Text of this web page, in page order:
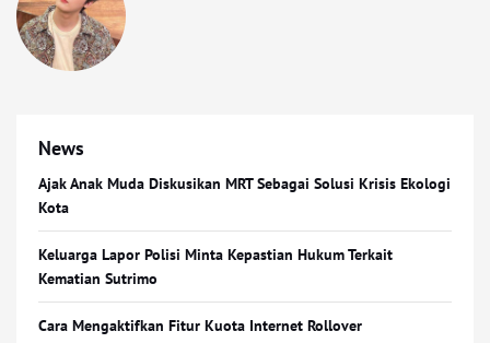
News
Ajak Anak Muda Diskusikan MRT Sebagai Solusi Krisis Ekologi
Kota
Keluarga Lapor Polisi Minta Kepastian Hukum Terkait
Kematian Sutrimo
Cara Mengaktifkan Fitur Kuota Internet Rollover